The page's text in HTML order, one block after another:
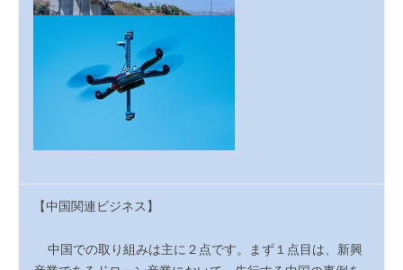
【中国関連ビジネス】
中国での取り組みは主に２点です。まず１点目は、新興